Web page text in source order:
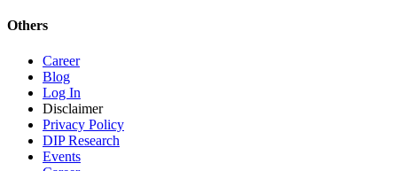
Others
Career
Blog
Log In
Disclaimer
Privacy Policy
DIP Research
Events